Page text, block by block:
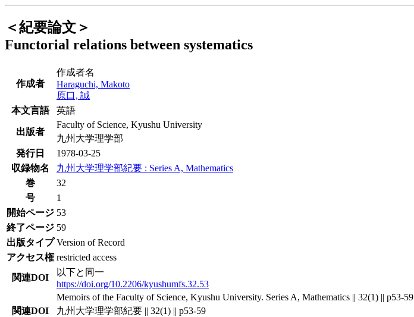
＜紀要論文＞
Functorial relations between systematics
作成者
作成者名
Haraguchi, Makoto
原口, 誠
本文言語
英語
出版者
Faculty of Science, Kyushu University
九州大学理学部
発行日
1978-03-25
収録物名
九州大学理学部紀要 : Series A, Mathematics
巻
32
号
1
開始ページ 53
終了ページ 59
出版タイプ Version of Record
アクセス権 restricted access
関連DOI
以下と同一
https://doi.org/10.2206/kyushumfs.32.53
関連DOI
Memoirs of the Faculty of Science, Kyushu University. Series A, Mathematics || 32(1) || p53-59
九州大学理学部紀要 || 32(1) || p53-59